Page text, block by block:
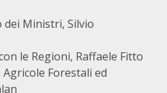
dei Ministri, Silvio
le Regioni, Raffaele Fitto
Forestali ed